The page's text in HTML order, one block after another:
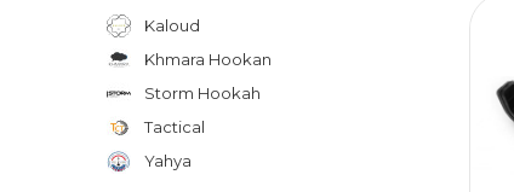
Kaloud
Khmara Hookan
Storm Hookah
Tactical
Yahya